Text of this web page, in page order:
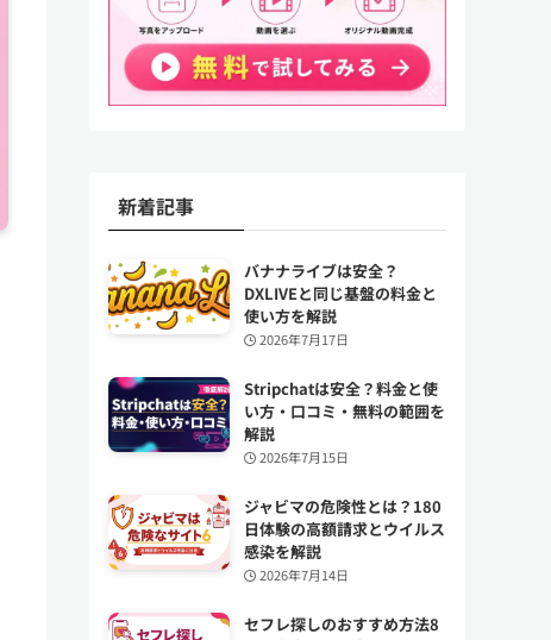
新着記事
バナナライブは安全？
DXLIVEと同じ基盤の料金と
使い方を解説
2026年7月17日
Stripchatは安全？料金と使
い方・口コミ・無料の範囲を
解説
2026年7月15日
ジャビマの危険性とは？180
日体験の高額請求とウイルス
感染を解説
2026年7月14日
セフレ探しのおすすめ方法8